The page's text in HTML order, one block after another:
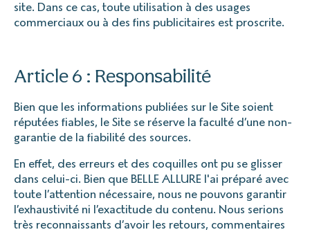
site. Dans ce cas, toute utilisation à des usages
commerciaux ou à des fins publicitaires est proscrite.
Article 6 : Responsabilité
Bien que les informations publiées sur le Site soient
réputées fiables, le Site se réserve la faculté d’une non-
garantie de la fiabilité des sources.
En effet, des erreurs et des coquilles ont pu se glisser
dans celui-ci. Bien que BELLE ALLURE l'ai préparé avec
toute l’attention nécessaire, nous ne pouvons garantir
l’exhaustivité ni l’exactitude du contenu. Nous serions
très reconnaissants d’avoir les retours, commentaires